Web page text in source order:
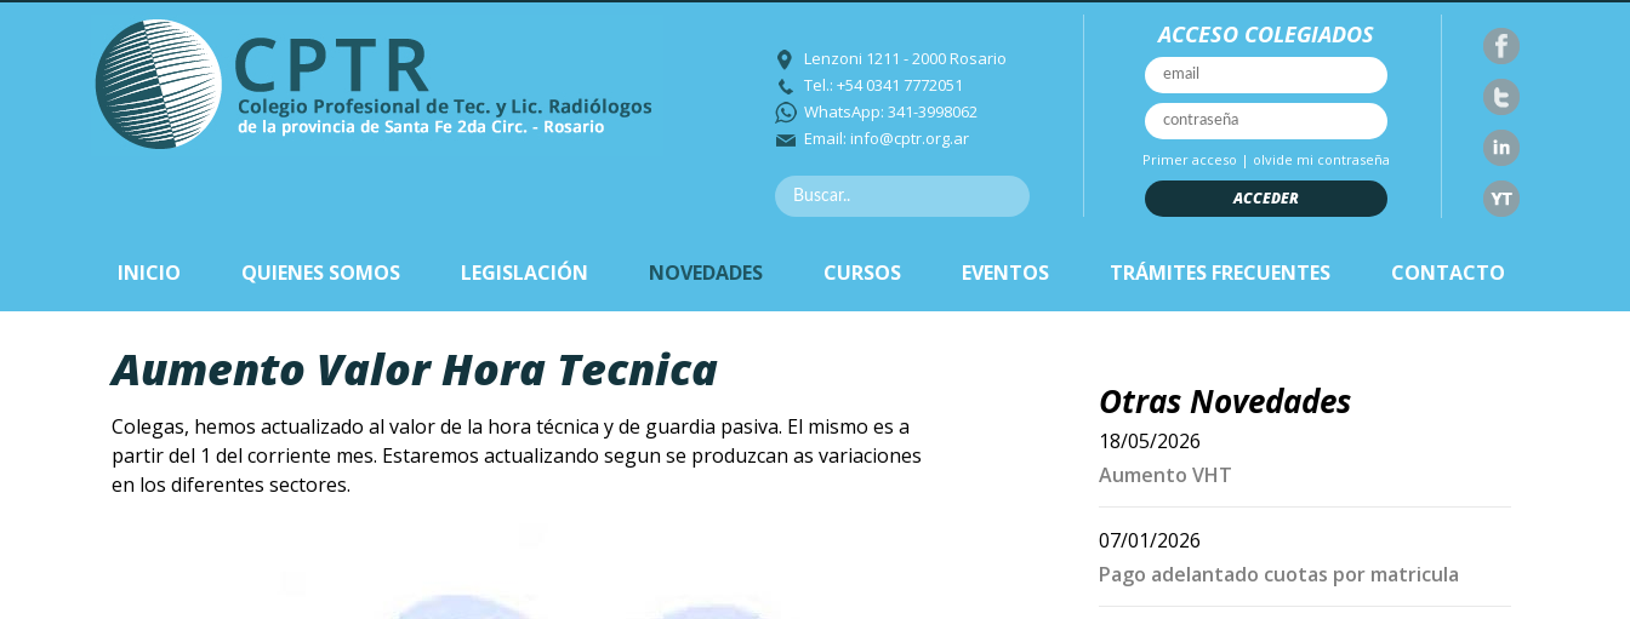
Lenzoni 1211 - 2000 Rosario
Tel.: +54 0341 7772051
WhatsApp: 341-3998062
Email: info@cptr.org.ar
ACCESO COLEGIADOS
Primer acceso | olvide mi contraseña
ACCEDER
INICIO QUIENES SOMOS LEGISLACIÓN NOVEDADES CURSOS EVENTOS TRÁMITES FRECUENTES CONTACTO
Aumento Valor Hora Tecnica
Colegas, hemos actualizado al valor de la hora técnica y de guardia pasiva. El mismo es a
partir del 1 del corriente mes. Estaremos actualizando segun se produzcan as variaciones
en los diferentes sectores.
Otras Novedades
18/05/2026
Aumento VHT
07/01/2026
Pago adelantado cuotas por matricula